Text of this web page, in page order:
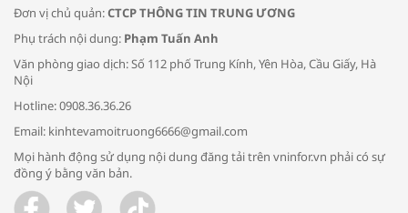
Bác sĩ tư vấn cách phòng tránh bệnh
đường hô hấp trong thời tiết giao mùa
Trao yêu thương cho em
Đơn vị chủ quản:CTCP THÔNG TIN TRUNG ƯƠNG
Phụ trách nội dung: Phạm Tuấn Anh
Văn phòng giao dịch: Số 112 phố Trung Kính, Yên Hòa, Cầu Giấy, Hà
Nội
Hotline: 0908.36.36.26
Email: kinhtevamoitruong6666@gmail.com
Mọi hành động sử dụng nội dung đăng tải trên vninfor.vn phải có sự
đồng ý bằng văn bản.